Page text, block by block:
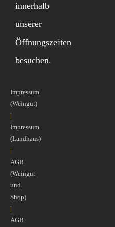
innerhalb
unserer
Öffnungszeiten
besuchen.
Impressum
(Weingut)
|
Impressum
(Landhaus)
|
AGB
(Weingut
und
Shop)
|
AGB